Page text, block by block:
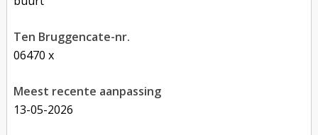
Ten Bruggencate-nr.
06470 x
Meest recente aanpassing
13-05-2026